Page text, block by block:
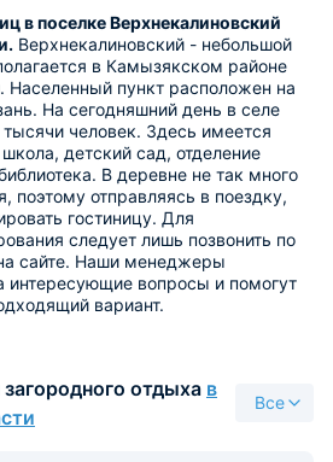
в поселке Верхнекалиновский
Верхнекалиновский - небольшой
в Камызякском районе
Населенный пункт расположен на
На сегодняшний день в селе
человек. Здесь имеется
детский сад, отделение
В деревне не так много
поэтому отправляясь в поездку,
гостиницу. Для
следует лишь позвонить по
сайте. Наши менеджеры
интересующие вопросы и помогут
вариант.
отдыха в
Все